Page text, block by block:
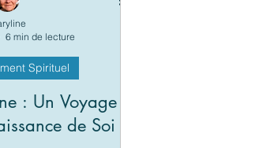
: Un Voyage
de Soi
Spirituel
6 min de lecture